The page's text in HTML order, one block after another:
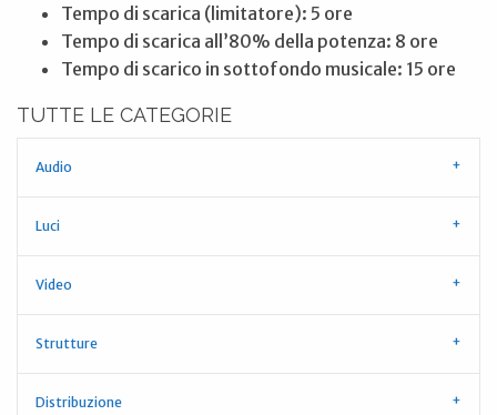
Tempo di scarica (limitatore): 5 ore
Tempo di scarica all’80% della potenza: 8 ore
Tempo di scarico in sottofondo musicale: 15 ore
TUTTE LE CATEGORIE
Audio
Luci
Video
Strutture
Distribuzione